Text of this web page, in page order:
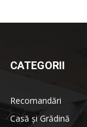
CATEGORII
Recomandări
Casă şi Grădină